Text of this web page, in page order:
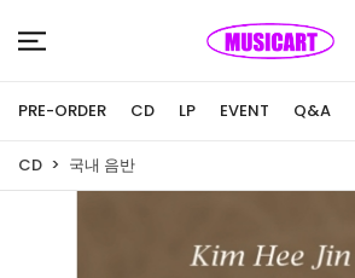
PRE-ORDER CD LP EVENT Q&A
CD 국내 음반